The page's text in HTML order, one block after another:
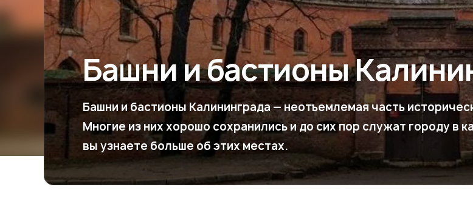
Башни и бастионы
Башни и бастионы Калининграда — неотъемлемая часть
Многие из них хорошо сохранились и до сих пор служат городу в
вы узнаете больше об этих местах.